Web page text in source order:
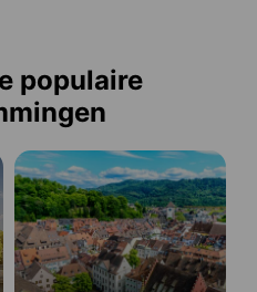
populaire